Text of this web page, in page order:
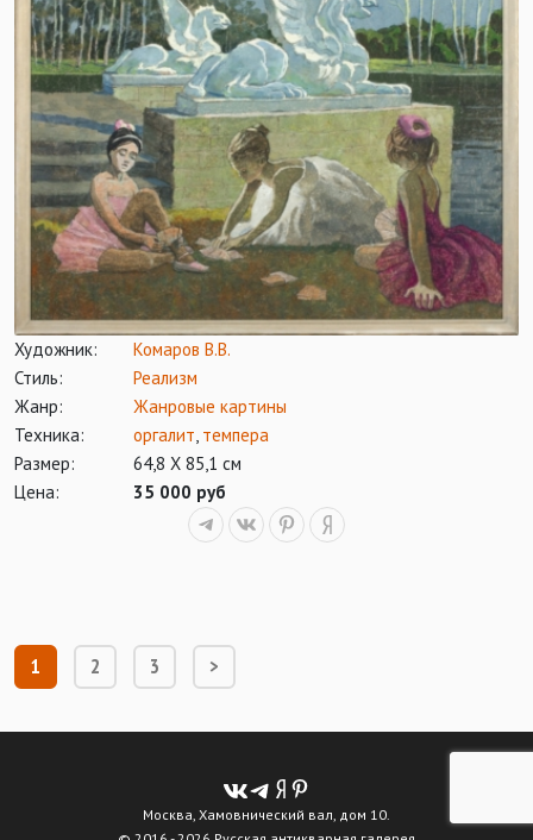
Художник:
Комаров В.В.
Стиль:
Реализм
Жанр:
Жанровые картины
Техника:
оргалит темпера
Размер:
64,8 Х 85,1 см
Цена:
35 000 руб
1 2 3 >
Москва, Хамовнический вал, дом 10.